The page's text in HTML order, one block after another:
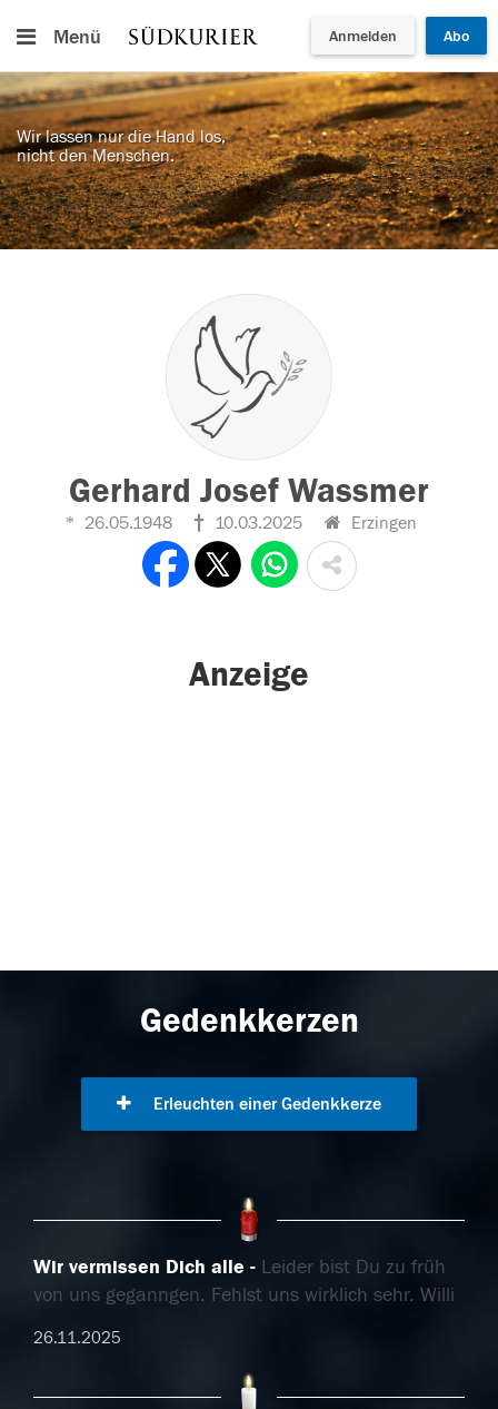
Menü Anmelden Abo
Wir lassen nur die Hand los,
nicht den Menschen.
Gerhard Josef Wassmer
26.05.1948 10.03.2025 Erzingen
Anzeige
Gedenkkerzen
Erleuchten einer Gedenkkerze
Wir vermissen Dich alle
Leider bist Du zu früh
von uns geganngen. Fehlst uns wirklich sehr. Willi
26.11.2025